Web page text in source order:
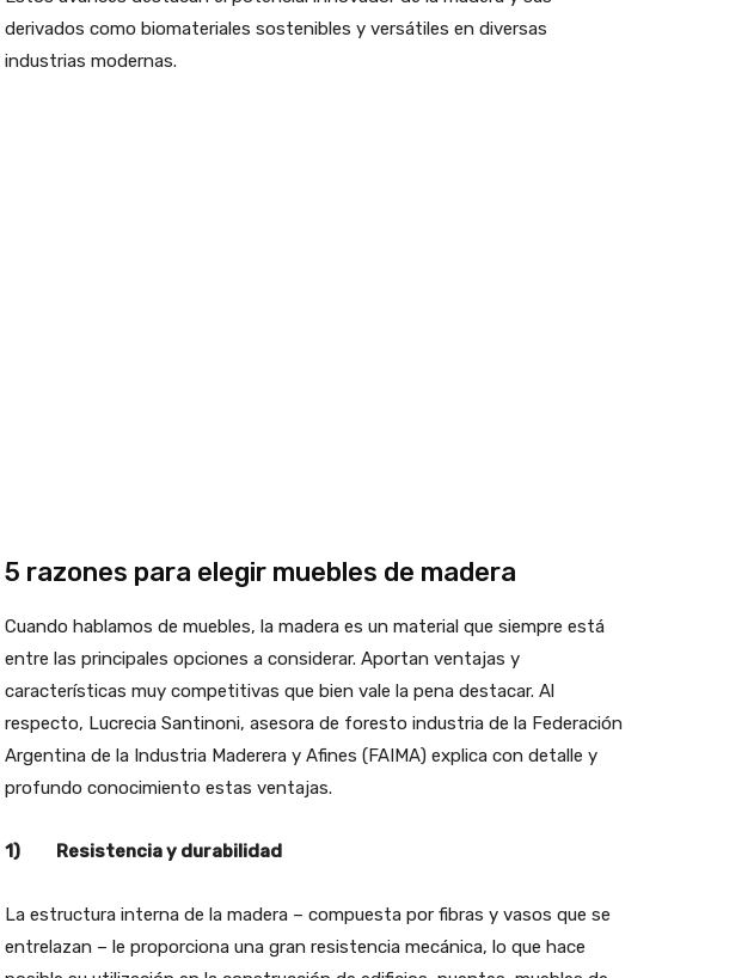
derivados como biomateriales sostenibles y versátiles en diversas
industrias modernas.
5 razones para elegir muebles de madera
Cuando hablamos de muebles, la madera es un material que siempre está
entre las principales opciones a considerar. Aportan ventajas y
características muy competitivas que bien vale la pena destacar. Al
respecto, Lucrecia Santinoni, asesora de foresto industria de la Federación
Argentina de la Industria Maderera y Afines (FAIMA) explica con detalle y
profundo conocimiento estas ventajas.
1) Resistencia y durabilidad
La estructura interna de la madera – compuesta por fibras y vasos que se
entrelazan – le proporciona una gran resistencia mecánica, lo que hace